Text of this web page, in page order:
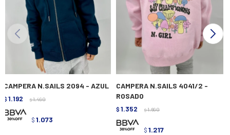
CAMPERA N.SAILS 2094 - AZUL
$ 1.192 $ 1.490
$ 1.073
CAMPERA N.SAILS 4041/2 -
ROSADO
$ 1.352 $ 1.690
$ 1.217